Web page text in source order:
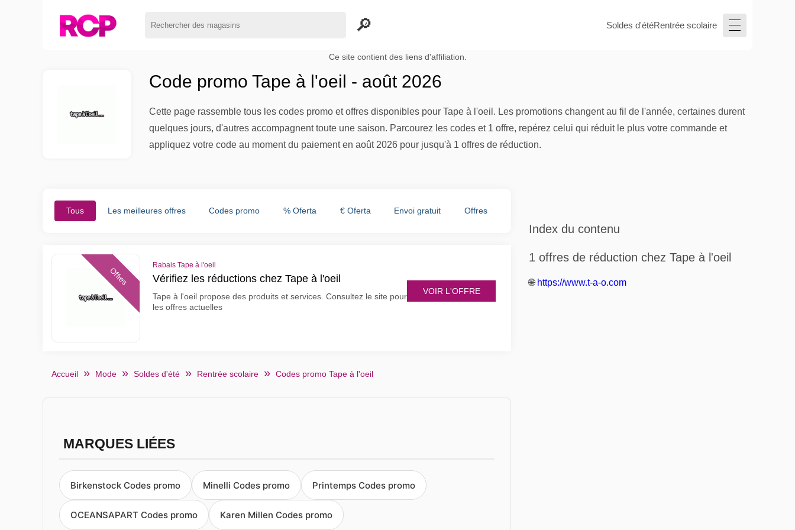
Soldes d'étéRentrée scolaire
Ce site contient des liens d'affiliation.
Code promo Tape à l'oeil - août 2026
Cette page rassemble tous les codes promo et offres disponibles pour Tape à l'oeil. Les promotions changent au fil de l'année, certaines durent
quelques jours, d'autres accompagnent toute une saison. Parcourez les codes et 1 offre, repérez celui qui réduit le plus votre commande et
appliquez votre code au moment du paiement en août 2026 pour jusqu'à 1 offres de réduction.
Tous Les meilleures offres Codes promo % Oferta € Oferta Envoi gratuit Offres
Offres
Rabais Tape à l'oeil
Vérifiez les réductions chez Tape à l'oeil
Tape à l'oeil propose des produits et services. Consultez le site pour
les offres actuelles
VOIR L'OFFRE
Accueil Mode Soldes d'été Rentrée scolaire Codes promo Tape à l'oeil
MARQUES LIÉES
Birkenstock Codes promo Minelli Codes promo Printemps Codes promo
OCEANSAPART Codes promo Karen Millen Codes promo
Index du contenu
1 offres de réduction chez Tape à l'oeil
🌐 https://www.t-a-o.com